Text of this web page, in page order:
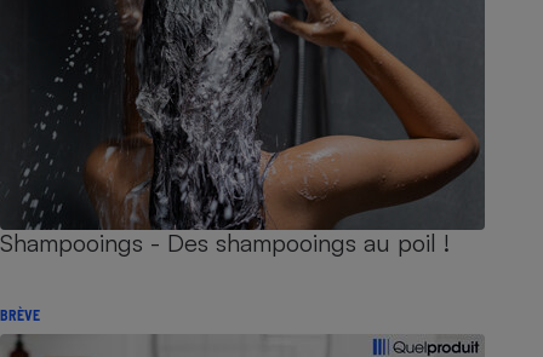
Shampooings - Des shampooings au poil !
BRÈVE